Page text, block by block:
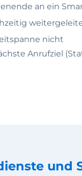
an ein
nicht
Anrufziel
und